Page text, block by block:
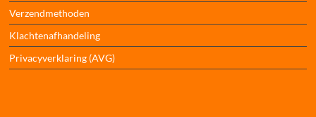
Verzendmethoden
Klachtenafhandeling
Privacyverklaring (AVG)